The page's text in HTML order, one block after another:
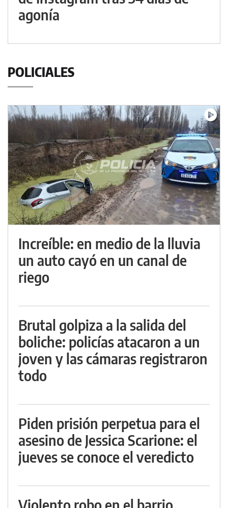
agonía
POLICIALES
Increíble: en medio de la lluvia
un auto cayó en un canal de
riego
Brutal golpiza a la salida del
boliche: policías atacaron a un
joven y las cámaras registraron
todo
Piden prisión perpetua para el
asesino de Jessica Scarione: el
jueves se conoce el veredicto